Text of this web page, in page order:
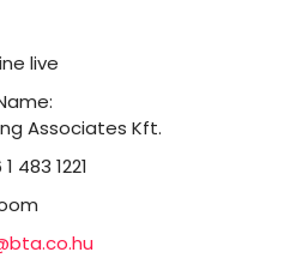
live
Associates Kft.
483 1221